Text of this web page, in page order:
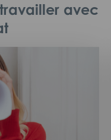
avec